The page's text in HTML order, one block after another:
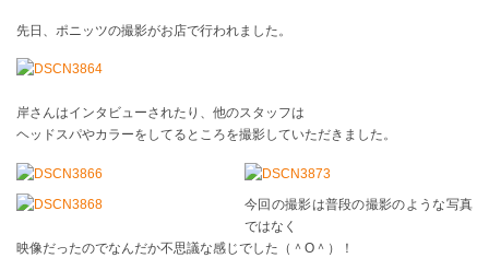
先日、ポニッツの撮影がお店で行われました。
岸さんはインタビューされたり、他のスタッフは
ヘッドスパやカラーをしてるところを撮影していただきました。
今回の撮影は普段の撮影のような写真
ではなく
映像だったのでなんだか不思議な感じでした（＾O＾）！